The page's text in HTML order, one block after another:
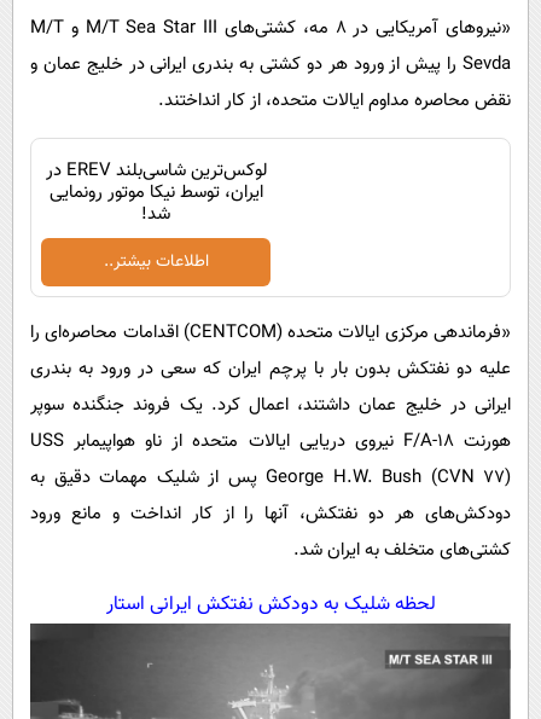
«نیروهای آمریکایی در ۸ مه، کشتی‌های M/T Sea Star III و M/T
Sevda را پیش از ورود هر دو کشتی به بندری ایرانی در خلیج عمان و
نقض محاصره مداوم ایالات متحده، از کار انداختند.
لوکس‌ترین شاسی‌بلند EREV در
ایران، توسط نیکا موتور رونمایی
شد!
اطلاعات بیشتر..
«فرماندهی مرکزی ایالات متحده (CENTCOM) اقدامات محاصره‌ای را
علیه دو نفتکش بدون بار با پرچم ایران که سعی در ورود به بندری
ایرانی در خلیج عمان داشتند، اعمال کرد. یک فروند جنگنده سوپر
هورنت F/A-18 نیروی دریایی ایالات متحده از ناو هواپیمابر USS
George H.W. Bush (CVN 77) پس از شلیک مهمات دقیق به
دودکش‌های هر دو نفتکش، آنها را از کار انداخت و مانع ورود
کشتی‌های متخلف به ایران شد.
لحظه شلیک به دودکش نفتکش ایرانی استار